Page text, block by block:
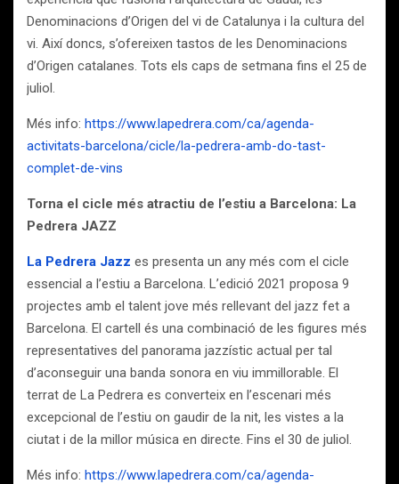
Denominacions d’Origen del vi de Catalunya i la cultura del
vi. Així doncs, s’ofereixen tastos de les Denominacions
d’Origen catalanes. Tots els caps de setmana fins el 25 de
juliol.
Més info: https://www.lapedrera.com/ca/agenda-
activitats-barcelona/cicle/la-pedrera-amb-do-tast-
complet-de-vins
Torna el cicle més atractiu de l’estiu a Barcelona: La
Pedrera JAZZ
La Pedrera Jazz es presenta un any més com el cicle
essencial a l’estiu a Barcelona. L’edició 2021 proposa 9
projectes amb el talent jove més rellevant del jazz fet a
Barcelona. El cartell és una combinació de les figures més
representatives del panorama jazzístic actual per tal
d’aconseguir una banda sonora en viu immillorable. El
terrat de La Pedrera es converteix en l’escenari més
excepcional de l’estiu on gaudir de la nit, les vistes a la
ciutat i de la millor música en directe. Fins el 30 de juliol.
Més info: https://www.lapedrera.com/ca/agenda-